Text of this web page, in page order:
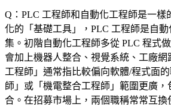
Q：PLC 工程師和自動化工程師是一樣
化的「基礎工具」，PLC 工程師是自
集。初階自動化工程師多從 PLC 程式
會加上機器人整合、視覺系統、工廠網
工程師」通常指比較偏向軟體/程式面
師」或「機電整合工程師」範圍更廣
合。在招募市場上，兩個職稱常常互換